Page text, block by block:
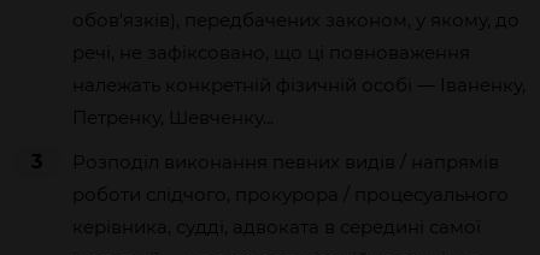
обов'язків), передбачених законом, у якому, до
речі, не зафіксовано, що ці повноваження
належать конкретній фізичній особі — Іваненку,
Петренку, Шевченку...
3
Розподіл виконання певних видів / напрямів
роботи слідчого, прокурора / процесуального
керівника, судді, адвоката в середині самої